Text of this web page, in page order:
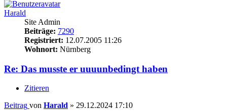
Harald
Site Admin
Beiträge: 7290
Registriert: 12.07.2005 11:26
Wohnort: Nürnberg
Re: Das musste er uuuunbedingt haben
Zitieren
Beitrag von Harald » 29.12.2024 17:10